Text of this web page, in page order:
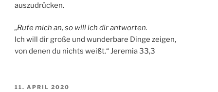
auszudrücken.
„Rufe mich an, so will ich dir antworten.
Ich will dir große und wunderbare Dinge zeigen,
von denen du nichts weißt.“ Jeremia 33,3
VERÖFFENTLICHT
11. APRIL 2020